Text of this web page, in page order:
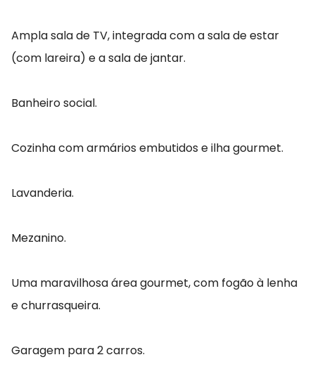
Ampla sala de TV, integrada com a sala de estar
(com lareira) e a sala de jantar.
Banheiro social.
Cozinha com armários embutidos e ilha gourmet.
Lavanderia.
Mezanino.
Uma maravilhosa área gourmet, com fogão à lenha
e churrasqueira.
Garagem para 2 carros.